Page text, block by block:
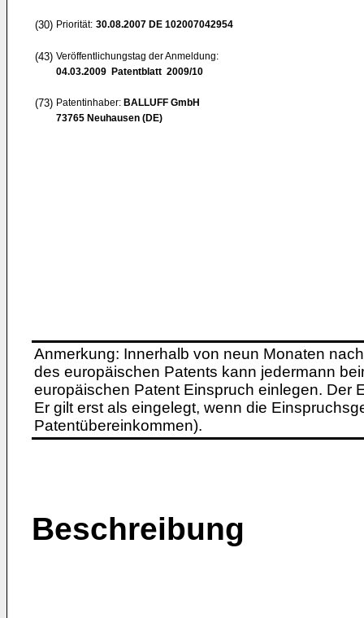
(30) Priorität: 30.08.2007 DE 102007042954
(43) Veröffentlichungstag der Anmeldung:
04.03.2009 Patentblatt 2009/10
(73) Patentinhaber: BALLUFF GmbH
73765 Neuhausen (DE)
Anmerkung: Innerhalb von neun Monaten
des europäischen Patents kann jedermann
europäischen Patent Einspruch einlegen. Der
Er gilt erst als eingelegt, wenn die
Patentübereinkommen).
Beschreibung